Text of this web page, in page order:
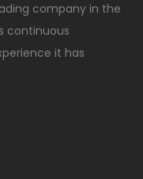
company in the
continuous
it has